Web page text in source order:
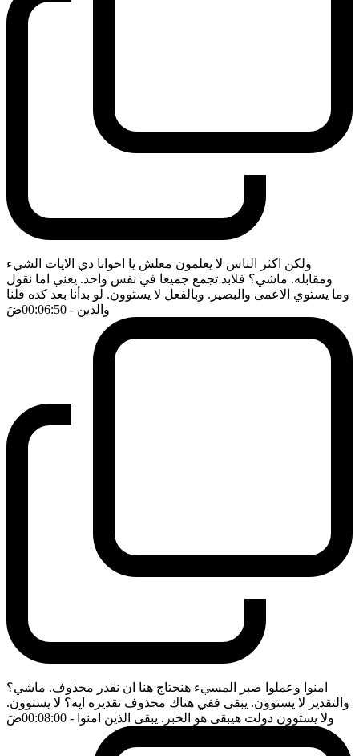
ولكن اكثر الناس لا يعلمون معلش يا اخوانا دي الايات الشيء
ومقابله. ماشي؟ فلابد تجمع جميعا في نفس واحد. يعني اما نقول
وما يستوي الاعمى والبصير. وبالفعل لا يستوون. لو بدأنا بعد كده قلنا
والذين - 00:06:50 ضَ
امنوا وعملوا صبر المسيء هنحتاج هنا ان نقدر محذوف. ماشي؟
والتقدير لا يستوون. يبقى ففي هناك محذوف تقديره ايه؟ لا يستوون.
ولا يستوون دولت هيبقى هو الخبر. يبقى الذين امنوا - 00:08:00 ضَ